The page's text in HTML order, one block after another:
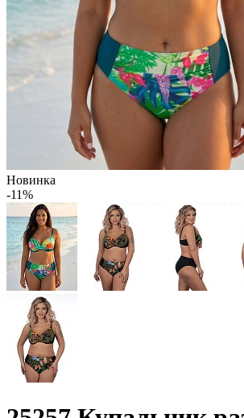
Новинка
-11%